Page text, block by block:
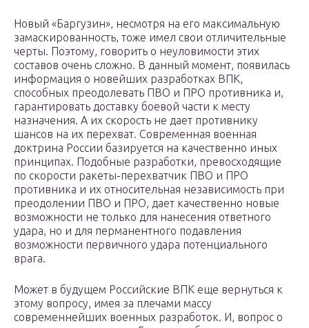
Новый «Баргузин», несмотря на его максимальную
замаскированность, тоже имел свои отличительные
черты. Поэтому, говорить о неуловимости этих
составов очень сложно. В данный момент, появилась
информация о новейших разработках ВПК,
способных преодолевать ПВО и ПРО противника и,
гарантировать доставку боевой части к месту
назначения. А их скорость не дает противнику
шансов на их перехват. Современная военная
доктрина России базируется на качественно иных
принципах. Подобные разработки, превосходящие
по скорости ракеты-перехватчик ПВО и ПРО
противника и их относительная независимость при
преодолении ПВО и ПРО, дает качественно новые
возможности не только для нанесения ответного
удара, но и для перманентного подавления
возможности первичного удара потенциального
врага.
Может в будущем Российские ВПК еще вернуться к
этому вопросу, имея за плечами массу
современнейших военных разработок. И, вопрос о